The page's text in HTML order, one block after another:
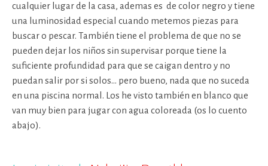
cualquier lugar de la casa, ademas es de color negro y tiene
una luminosidad especial cuando metemos piezas para
buscar o pescar. También tiene el problema de que no se
pueden dejar los niños sin supervisar porque tiene la
suficiente profundidad para que se caigan dentro y no
puedan salir por si solos… pero bueno, nada que no suceda
en una piscina normal. Los he visto también en blanco que
van muy bien para jugar con agua coloreada (os lo cuento
abajo).